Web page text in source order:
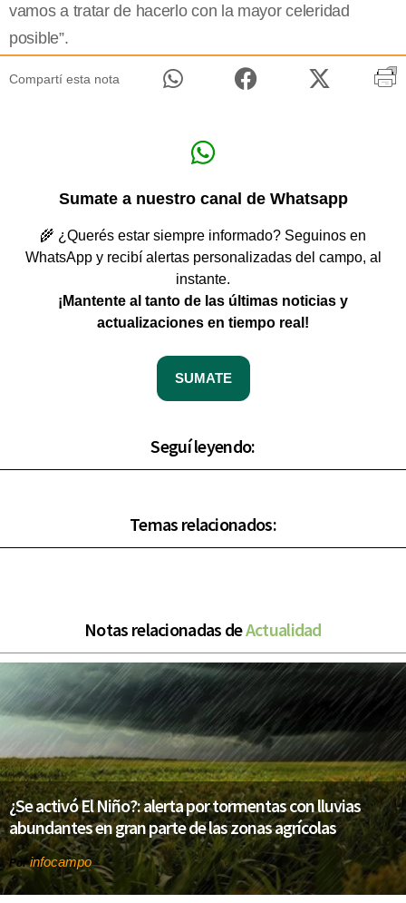
vamos a tratar de hacerlo con la mayor celeridad
posible”.
Compartí esta nota
Sumate a nuestro canal de Whatsapp
🌾 ¿Querés estar siempre informado? Seguinos en
WhatsApp y recibí alertas personalizadas del campo, al
instante.
¡Mantente al tanto de las últimas noticias y
actualizaciones en tiempo real!
SUMATE
Seguí leyendo:
Temas relacionados:
Notas relacionadas deActualidad
¿Se activó El Niño?: alerta por tormentas con lluvias
abundantes en gran parte de las zonas agrícolas
Porinfocampo